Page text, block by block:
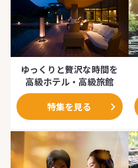
ゆっくりと贅沢な時間を
高級ホテル・高級旅館
特集を見る